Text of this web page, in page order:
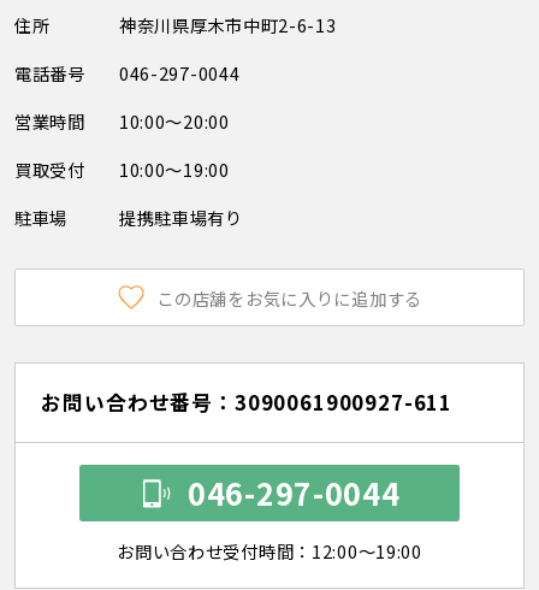
住所
神奈川県厚木市中町2-6-13
電話番号
046-297-0044
営業時間
10:00～20:00
買取受付
10:00～19:00
駐車場
提携駐車場有り
この店舗をお気に入りに追加する
お問い合わせ番号：3090061900927-611
046-297-0044
お問い合わせ受付時間：12:00～19:00